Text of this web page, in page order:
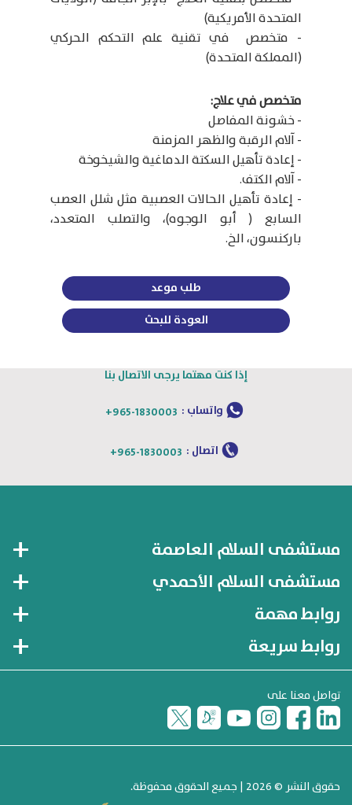
المتحدة الأمريكية)
- متخصص في تقنية علم التحكم الحركي
(المملكة المتحدة)
متخصص في علاج:
- خشونة المفاصل
- آلام الرقبة والظهر المزمنة
- إعادة تأهيل السكتة الدماغية والشيخوخة
- آلام الكتف.
- إعادة تأهيل الحالات العصبية مثل شلل العصب
السابع ( أبو الوجوه)، والتصلب المتعدد،
باركنسون، الخ.
طلب موعد
العودة للبحث
إذا كنت مهتما يرجى الاتصال بنا
واتساب : +965-1830003
اتصال : +965-1830003
مستشفى السلام العاصمة
مستشفى السلام الأحمدي
روابط مهمة
روابط سريعة
تواصل معنا على
حقوق النشر © 2026 | جميع الحقوق محفوظة.